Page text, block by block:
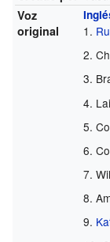
Voz
original